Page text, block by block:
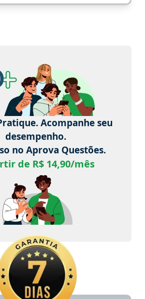
Acompanhe seu
desempenho.
no Aprova Questões.
de R$ 14,90/mês